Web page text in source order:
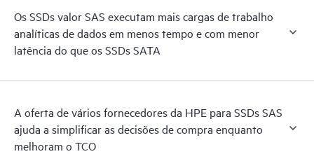
Os SSDs valor SAS executam mais cargas de trabalho
analíticas de dados em menos tempo e com menor
latência do que os SSDs SATA
A oferta de vários fornecedores da HPE para SSDs SAS
ajuda a simplificar as decisões de compra enquanto
melhoram o TCO